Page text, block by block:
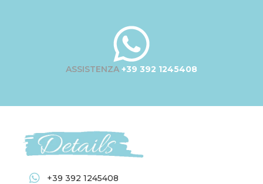
ASSISTENZA +39 392 1245408
+39 392 1245408